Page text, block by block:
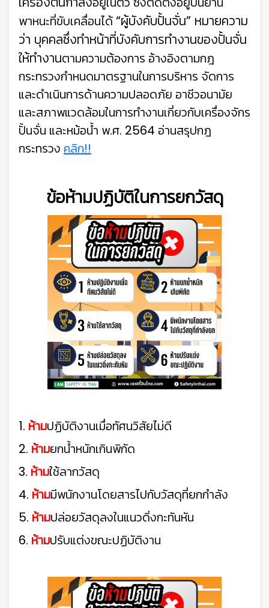
พาหนะที่ขับเคลื่อนได้“ผู้บังคับปั้นจั่น” หมายความ
ว่า บุคคลซึ่งทำหน้าที่บังคับการทำงานของปั้นจั่น
ให้ทำงานตามความต้องการ อ้างอิงตามกฎ
กระทรวงกำหนดมาตรฐานในการบริหาร จัดการ
และดำเนินการด้านความปลอดภัย อาชีวอนามัย
และสภาพแวดล้อมในการทำงานเกี่ยวกับเครื่องจักร
ปั้นจั่น และหม้อน้ำ พ.ศ. 2564 อ่านสรุปกฎ
กระทรวง คลิก!!
ข้อห้ามปฏิบัติในการยกวัสดุ
1. ห้ามปฏิบัติงานเมื่อทัศนวิสัยไม่ดี
2. ห้ามยกน้ำหนักเกินพิกัด
3. ห้ามใช้ลากวัสดุ
4. ห้ามมีพนักงานโดยสารไปกับวัสดุที่ยกกำลัง
5. ห้ามปล่อยวัสดุลงในแนวดิ่งกะทันหัน
6. ห้ามปรับแต่งขณะปฏิบัติงาน